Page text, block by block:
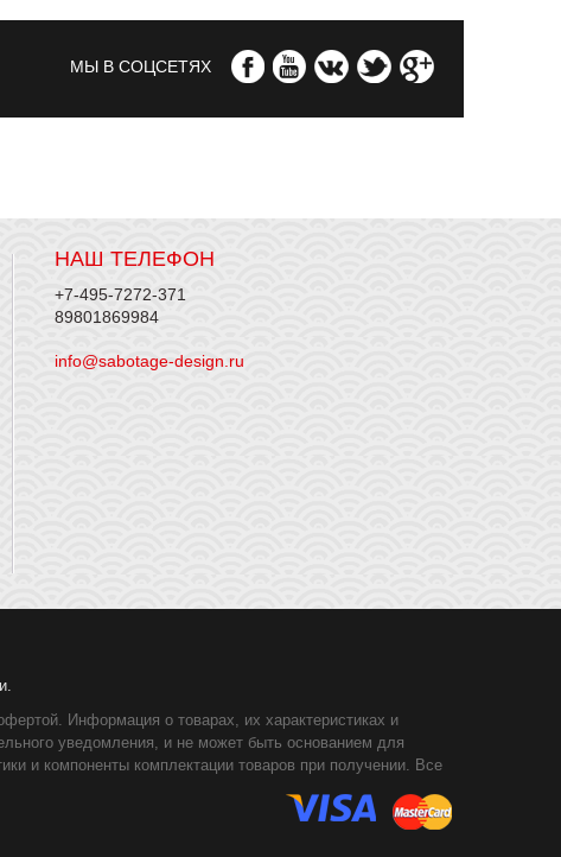
МЫ В СОЦСЕТЯХ
НАШ ТЕЛЕФОН
+7-495-7272-371
89801869984
info@sabotage-design.ru
Информация о товарах, их характеристиках и
уведомления, и не может быть основанием для
и компоненты комплектации товаров при получении. Все